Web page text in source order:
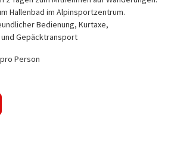
Hallenbad im Alpinsportzentrum.
Bedienung, Kurtaxe,
Gepäcktransport
pro Person